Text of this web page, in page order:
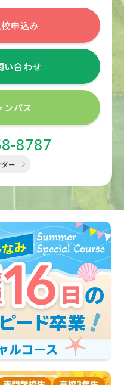
申込み
い合わせ
ンパス
8787
ー